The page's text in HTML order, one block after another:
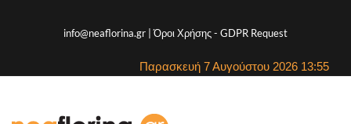
info@neaflorina.gr |Όροι Χρήσης- GDPR Request
Παρασκευή 7 Αυγούστου 2026 13:55